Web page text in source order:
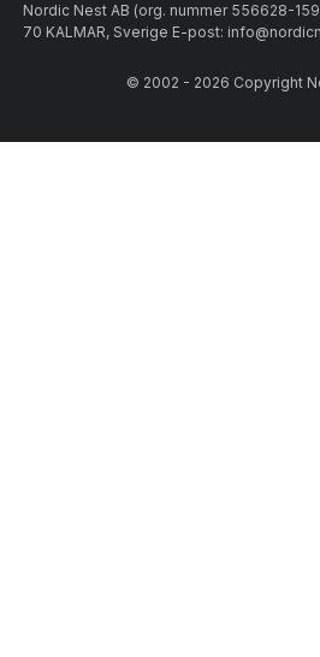
Nordic Nest AB (org. nummer 556628-
70 KALMAR, Sverige E-post:
© 2002 - 2026 Copyright